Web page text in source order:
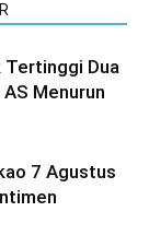
Tertinggi Dua
Menurun
7 Agustus